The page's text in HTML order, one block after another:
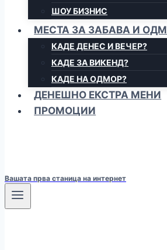
ШОУ БИЗНИС
МЕСТА ЗА ЗАБАВА И
КАДЕ ДЕНЕС И ВЕЧЕР?
КАДЕ ЗА ВИКЕНД?
КАДЕ НА ОДМОР?
ДЕНЕШНО ЕКСТРА МЕНИ
ПРОМОЦИИ
Вашата прва станица на интернет